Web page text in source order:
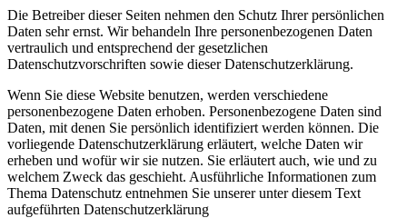
Die Betreiber dieser Seiten nehmen den Schutz Ihrer persönlichen
Daten sehr ernst. Wir behandeln Ihre personenbezogenen Daten
vertraulich und entsprechend der gesetzlichen
Datenschutzvorschriften sowie dieser Datenschutzerklärung.
Wenn Sie diese Website benutzen, werden verschiedene
personenbezogene Daten erhoben. Personenbezogene Daten sind
Daten, mit denen Sie persönlich identifiziert werden können. Die
vorliegende Datenschutzerklärung erläutert, welche Daten wir
erheben und wofür wir sie nutzen. Sie erläutert auch, wie und zu
welchem Zweck das geschieht. Ausführliche Informationen zum
Thema Datenschutz entnehmen Sie unserer unter diesem Text
aufgeführten Datenschutzerklärung